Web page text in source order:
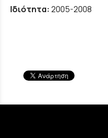
Ιδιότητα: 2005-2008